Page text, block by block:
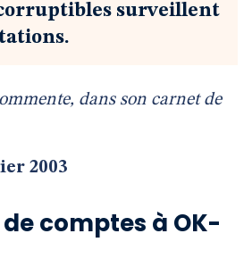
surveillent
dans son carnet de
2003
comptes à OK-